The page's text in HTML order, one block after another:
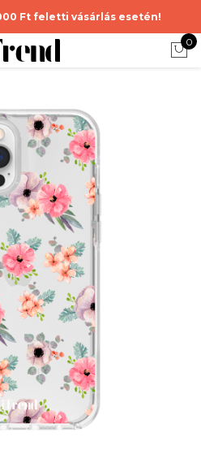
Ft feletti vásárlás esetén!
0